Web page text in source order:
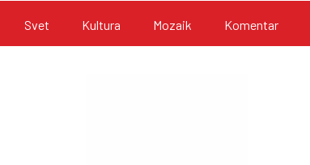
Svet Kultura Mozaik Komentar